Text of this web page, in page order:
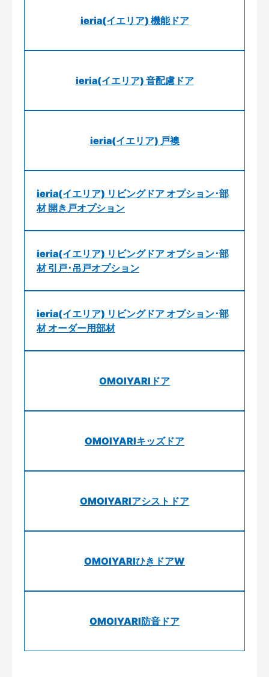
ieria(イエリア) 機能ドア
ieria(イエリア) 音配慮ドア
ieria(イエリア) 戸襖
ieria(イエリア) リビングドア オプション･部
材 開き戸オプション
ieria(イエリア) リビングドア オプション･部
材 引戸･吊戸オプション
ieria(イエリア) リビングドア オプション･部
材 オーダー用部材
OMOIYARIドア
OMOIYARIキッズドア
OMOIYARIアシストドア
OMOIYARIひきドアW
OMOIYARI防音ドア